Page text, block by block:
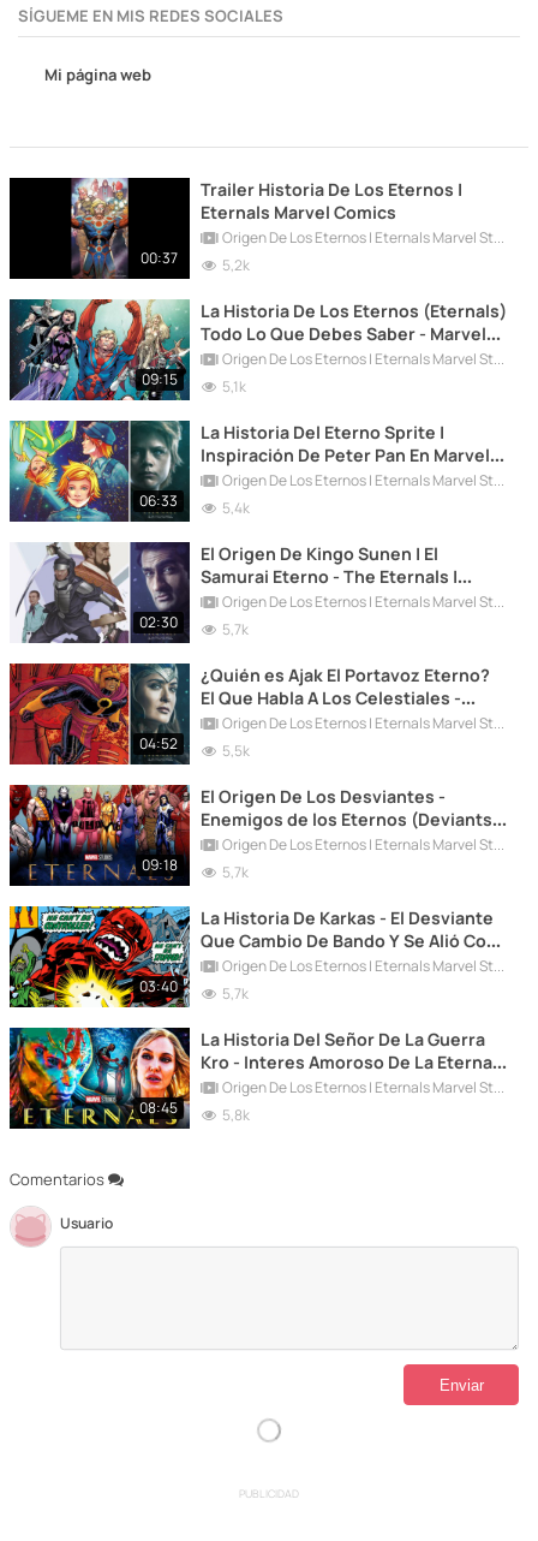
SÍGUEME EN MIS REDES SOCIALES
Mi página web
Comentarios
Usuario
00:37
Trailer Historia De Los Eternos |
Eternals Marvel Comics
Origen De Los Eternos | Eternals Marvel Studios
5,2k
09:15
La Historia De Los Eternos (Eternals)
Todo Lo Que Debes Saber - Marvel
Comics
Origen De Los Eternos | Eternals Marvel Studios
5,1k
06:33
La Historia Del Eterno Sprite |
Inspiración De Peter Pan En Marvel
Comics | Lia McHugh - Eternals
Origen De Los Eternos | Eternals Marvel Studios
5,4k
02:30
El Origen De Kingo Sunen | El
Samurai Eterno - The Eternals |
Kumail Nanjiani - Marvel Comics
Origen De Los Eternos | Eternals Marvel Studios
5,7k
04:52
¿Quién es Ajak El Portavoz Eterno?
El Que Habla A Los Celestiales -
Eternals - Marvel Comics
Origen De Los Eternos | Eternals Marvel Studios
5,5k
09:18
El Origen De Los Desviantes -
Enemigos de los Eternos (Deviants
Vs. Eternals) - Marvel Comics
Origen De Los Eternos | Eternals Marvel Studios
5,7k
03:40
La Historia De Karkas - El Desviante
Que Cambio De Bando Y Se Alió Con
Los Eternos - Marvel Comics
Origen De Los Eternos | Eternals Marvel Studios
5,7k
08:45
La Historia Del Señor De La Guerra
Kro - Interes Amoroso De La Eterna
Thena - Marvel Comics
Origen De Los Eternos | Eternals Marvel Studios
5,8k
PUBLICIDAD